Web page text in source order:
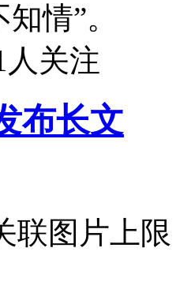
情”。
人关注
布长文
联图片上限